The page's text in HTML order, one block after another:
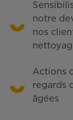
notre
nos
Actions
regards
âgées